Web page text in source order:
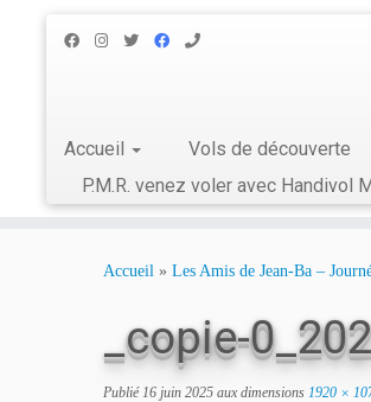
Accueil Vols de découverte
P.M.R. venez voler avec Handivol
Accueil » Les Amis de Jean-Ba –
_copie-
Publié 16 juin 2025 aux dimensions 1920 ×